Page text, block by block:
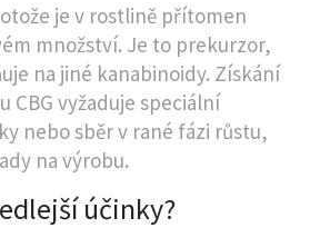
je v rostlině přítomen
množství. Je to prekurzor,
na jiné kanabinoidy. Získání
CBG vyžaduje speciální
nebo sběr v rané fázi růstu,
na výrobu.
účinky?